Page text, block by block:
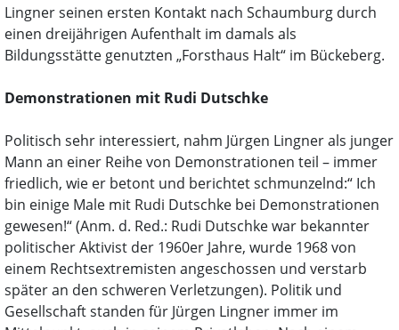
Lingner seinen ersten Kontakt nach Schaumburg durch
einen dreijährigen Aufenthalt im damals als
Bildungsstätte genutzten „Forsthaus Halt“ im Bückeberg.
Demonstrationen mit Rudi Dutschke
Politisch sehr interessiert, nahm Jürgen Lingner als junger
Mann an einer Reihe von Demonstrationen teil – immer
friedlich, wie er betont und berichtet schmunzelnd:“ Ich
bin einige Male mit Rudi Dutschke bei Demonstrationen
gewesen!“ (Anm. d. Red.: Rudi Dutschke war bekannter
politischer Aktivist der 1960er Jahre, wurde 1968 von
einem Rechtsextremisten angeschossen und verstarb
später an den schweren Verletzungen). Politik und
Gesellschaft standen für Jürgen Lingner immer im